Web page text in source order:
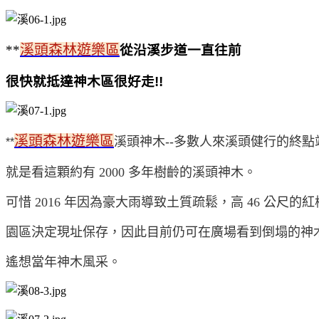
**溪頭森林遊樂區從沿溪步道一直往前
很快就抵達神木區很好走!!
**溪頭森林遊樂區溪頭神木--多數人來溪頭健行的終點
就是看這顆約有 2000 多年樹齡的溪頭神木。
可惜 2016 年因為豪大雨導致土質疏鬆，高 46 公尺的紅
園區決定現址保存，因此目前仍可在廣場看到倒塌的神
遙想當年神木風采。